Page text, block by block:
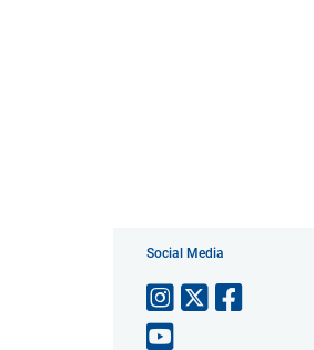
Social Media